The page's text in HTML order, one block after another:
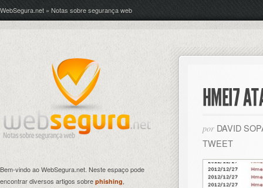
WebSegura.net » Notas sobre segurança web
HMEI7
por DAVID
TWEET
Bem-vindo ao WebSegura.net. Neste espaço pode
encontrar diversos artigos sobre phishing,